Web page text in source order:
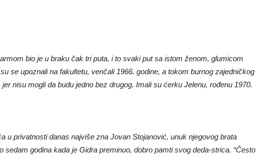
bio je u braku čak tri puta, i to svaki put sa istom ženom, glumicom
se upoznali na fakultetu, venčali 1966. godine, a tokom burnog zajedničkog
nisu mogli da budu jedno bez drugog. Imali su ćerku Jelenu, rođenu 1970.
u privatnosti danas najviše zna Jovan Stojanović, unuk njegovog brata
sedam godina kada je Gidra preminuo, dobro pamti svog deda-strica. “Često